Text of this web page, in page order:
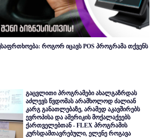
როგორ იცავს POS პროგრამა თქვენს
გაცვლითი პროგრამები ახალგაზრდას
აძლევს წვდომას არამხოლოდ ძალიან
კარგ განათლებაზე, არამედ აკავშირებს
ევროპისა და ამერიკის მოქალაქეებს
ქართველებთან - FLEX პროგრამის
კურსდამთავრებული, ელენე როგავა